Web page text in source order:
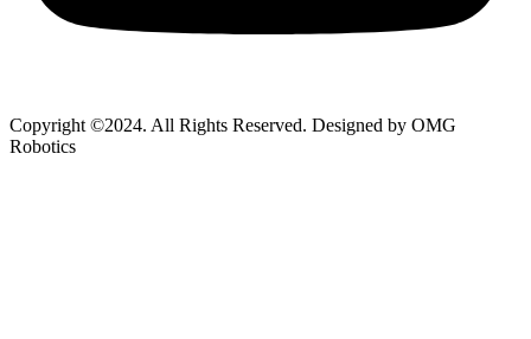
Copyright ©2024. All Rights Reserved. Designed by OMG
Robotics